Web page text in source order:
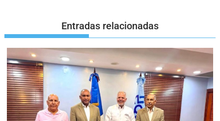
Entradas relacionadas